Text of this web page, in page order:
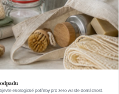
ekologické potřeby pro zero waste domácnost.